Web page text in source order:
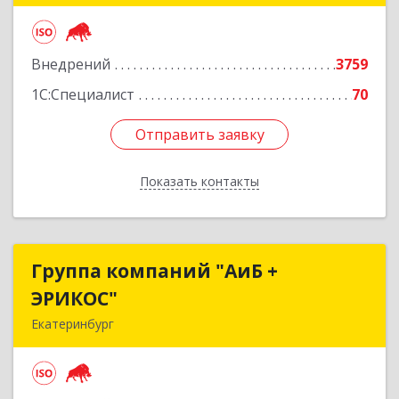
Внедрений
3759
1С:Специалист
70
Отправить заявку
Показать контакты
Отправить заявку
Назад
Группа компаний "АиБ +
ЭРИКОС"
Екатеринбург
Группа компаний "АиБ +